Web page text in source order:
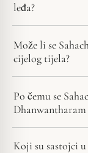
leđa?
Može li se
cijelog tijela?
Po čemu se
Koji su sastojci